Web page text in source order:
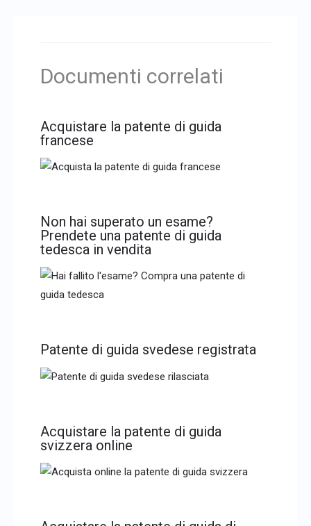
Documenti correlati
Acquistare la patente di guida
francese
Non hai superato un esame?
Prendete una patente di guida
tedesca in vendita
Patente di guida svedese registrata
Acquistare la patente di guida
svizzera online